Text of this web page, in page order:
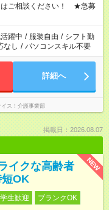
も遠慮なくご相談くださ
はご相談ください！ ★急募
躍中 / 服装自由 / シフト勤
なし / パソコンスキル不要
詳細へ
ス！介護事業部
掲載日：2026.08.07
NEW
イクな高齢者
OK
生歓迎
ブランクOK